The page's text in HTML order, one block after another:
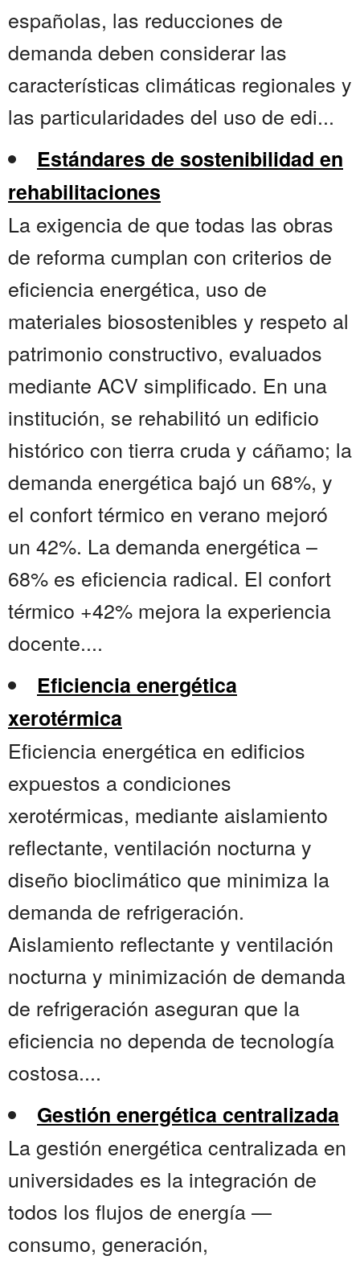
españolas, las reducciones de
demanda deben considerar las
características climáticas regionales y
las particularidades del uso de edi...
Estándares de sostenibilidad en
rehabilitaciones
La exigencia de que todas las obras
de reforma cumplan con criterios de
eficiencia energética, uso de
materiales biosostenibles y respeto al
patrimonio constructivo, evaluados
mediante ACV simplificado. En una
institución, se rehabilitó un edificio
histórico con tierra cruda y cáñamo; la
demanda energética bajó un 68%, y
el confort térmico en verano mejoró
un 42%. La demanda energética –
68% es eficiencia radical. El confort
térmico +42% mejora la experiencia
docente....
Eficiencia energética
xerotérmica
Eficiencia energética en edificios
expuestos a condiciones
xerotérmicas, mediante aislamiento
reflectante, ventilación nocturna y
diseño bioclimático que minimiza la
demanda de refrigeración.
Aislamiento reflectante y ventilación
nocturna y minimización de demanda
de refrigeración aseguran que la
eficiencia no dependa de tecnología
costosa....
Gestión energética centralizada
La gestión energética centralizada en
universidades es la integración de
todos los flujos de energía —
consumo, generación,